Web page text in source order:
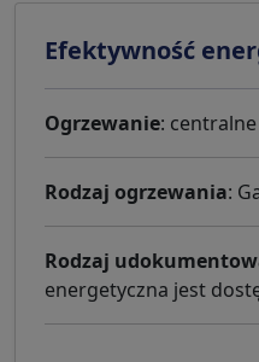
Efektywność
Ogrzewanie:
Rodzaj ogrzewania:
Rodzaj
energetyczna jest